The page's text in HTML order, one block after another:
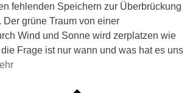
fehlenden Speichern zur Überbrückung
grüne Traum von einer
Wind und Sonne wird zerplatzen wie
Frage ist nur wann und was hat es uns